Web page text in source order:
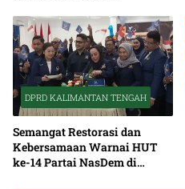
DPRD KALIMANTAN TENGAH
Semangat Restorasi dan
Kebersamaan Warnai HUT
ke-14 Partai NasDem di